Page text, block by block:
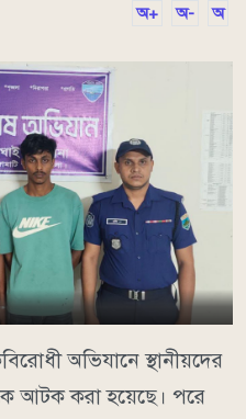
অ+ অ- অ
অভিযানে স্থানীয়দের
আটক করা হয়েছে। পরে